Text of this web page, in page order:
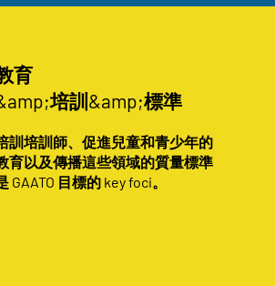
育
培訓&amp;標準
訓培訓師、促進兒童和青少年的
育以及傳播這些領域的質量標準
GAATO 目標的 key foci。